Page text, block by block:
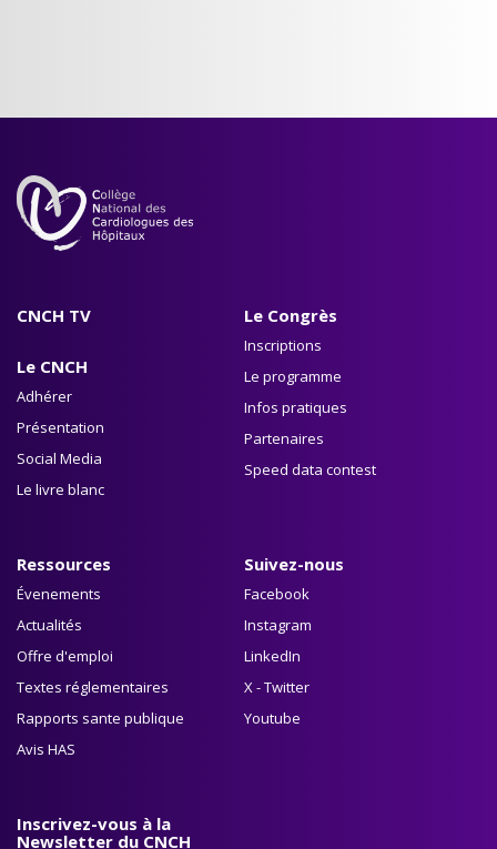
CNCH TV
Le CNCH
Adhérer
Présentation
Social Media
Le livre blanc
Le Congrès
Inscriptions
Le programme
Infos pratiques
Partenaires
Speed data contest
Ressources
Évenements
Actualités
Offre d'emploi
Textes réglementaires
Rapports sante publique
Avis HAS
Suivez-nous
Facebook
Instagram
LinkedIn
X - Twitter
Youtube
Inscrivez-vous à la
Newsletter du CNCH